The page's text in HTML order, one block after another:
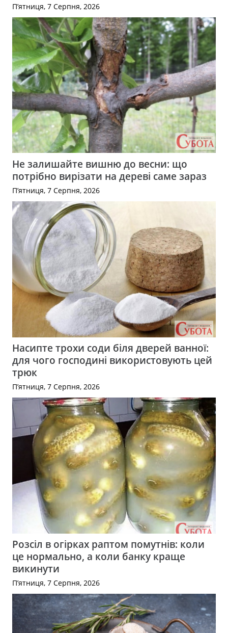
П’ятниця, 7 Серпня, 2026
Не залишайте вишню до весни: що
потрібно вирізати на дереві саме зараз
П’ятниця, 7 Серпня, 2026
Насипте трохи соди біля дверей ванної:
для чого господині використовують цей
трюк
П’ятниця, 7 Серпня, 2026
Розсіл в огірках раптом помутнів: коли
це нормально, а коли банку краще
викинути
П’ятниця, 7 Серпня, 2026